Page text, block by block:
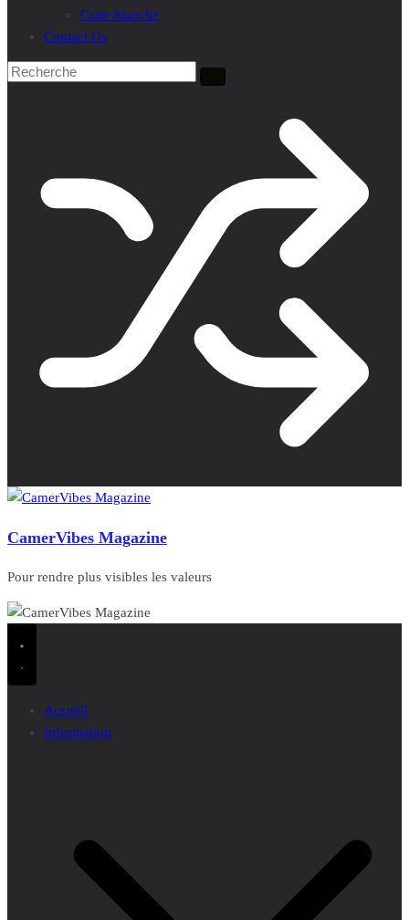
Carte blanche
Contact Us
CamerVibes Magazine
Pour rendre plus visibles les valeurs
Accueil
Information